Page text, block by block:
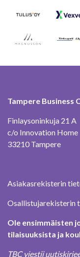
Tampere Business
Finlaysoninkuja 21 A
c/o Innovation Home
33210 Tampere
Asiakasrekisterin
Osallistujarekisterin
Ole ensimmäisten
tilaisuuksista ja
TBC viestii